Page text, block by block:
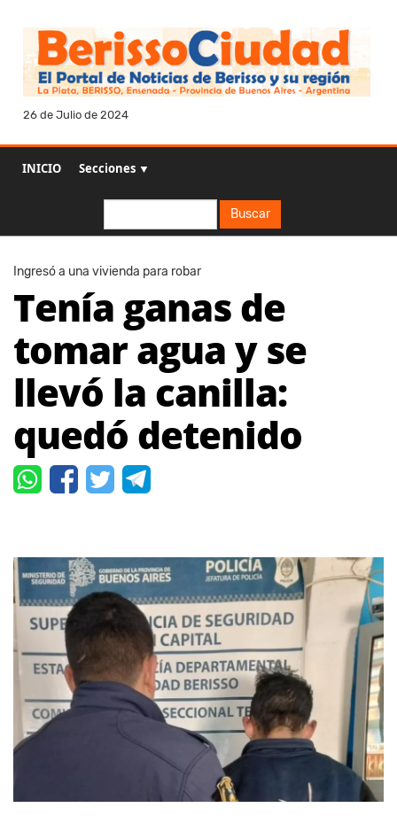
26 de Julio de 2024
INICIO Secciones ▼
Buscar
Ingresó a una vivienda para robar
Tenía ganas de
tomar agua y se
llevó la canilla:
quedó detenido